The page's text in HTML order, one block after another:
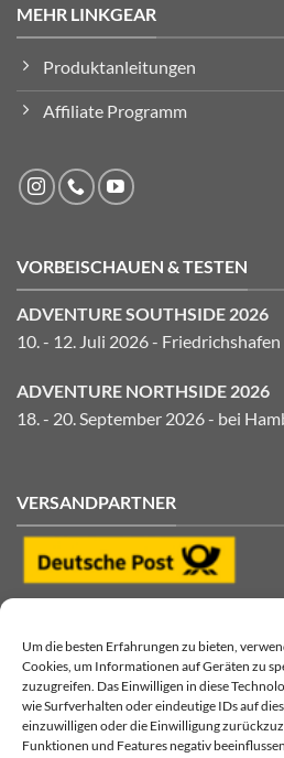
Um die besten Erfahrungen zu bieten,
Cookies, um Informationen auf Geräten zu
zuzugreifen. Das Einwilligen in diese
wie Surfverhalten oder eindeutige IDs auf
einzuwilligen oder die Einwilligung
Funktionen und Features negativ
MEHR LINKGEAR
Produktanleitungen
Affiliate Programm
VORBEISCHAUEN & TESTEN
ADVENTURE SOUTHSIDE 2026
10. - 12. Juli 2026 - Friedrichshafen
ADVENTURE NORTHSIDE 2026
18. - 20. September 2026 - bei
VERSANDPARTNER